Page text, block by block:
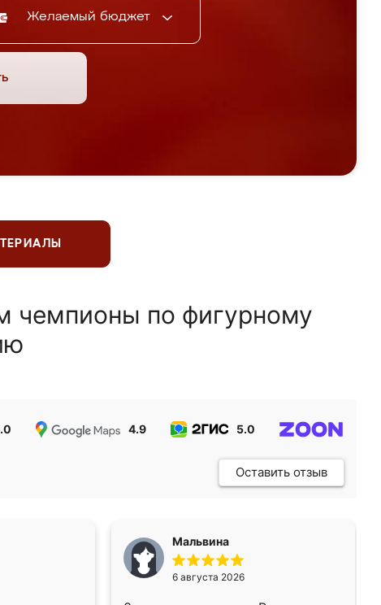
Желаемый бюджет
чемпионы по фигурному
4.9 5.0
Оставить отзыв
Мальвина
6 августа 2026